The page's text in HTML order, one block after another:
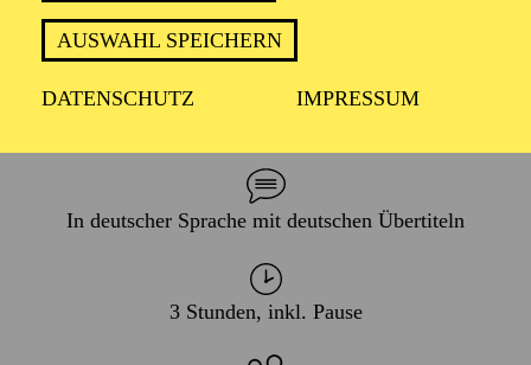
AUSWAHL SPEICHERN
DATENSCHUTZ IMPRESSUM
PREMIERE
25. Oktober 2025
WIEDERAUFNAHME
In deutscher Sprache mit deutschen Übertiteln
3 Stunden, inkl. Pause